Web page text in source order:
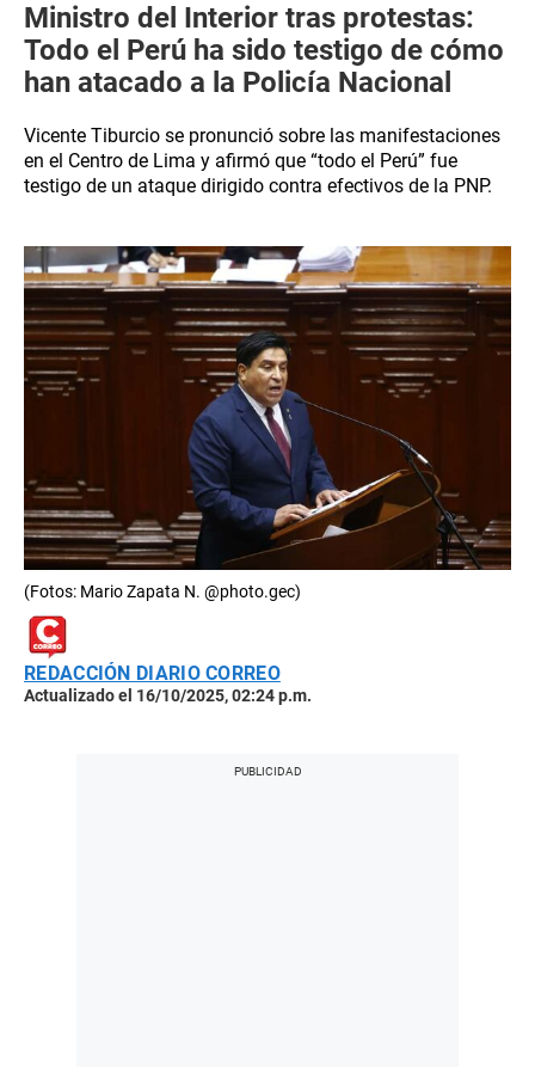
Ministro del Interior tras protestas:
Todo el Perú ha sido testigo de cómo
han atacado a la Policía Nacional
Vicente Tiburcio se pronunció sobre las manifestaciones
en el Centro de Lima y afirmó que “todo el Perú” fue
testigo de un ataque dirigido contra efectivos de la PNP.
(Fotos: Mario Zapata N. @photo.gec)
REDACCIÓN DIARIO CORREO
Actualizado el 16/10/2025, 02:24 p.m.